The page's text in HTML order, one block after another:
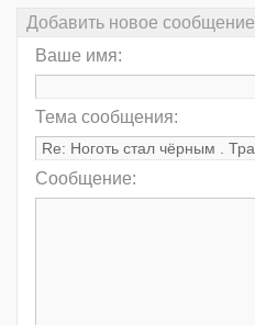
Добавить новое сообщение
Ваше имя:
Тема сообщения:
Сообщение: